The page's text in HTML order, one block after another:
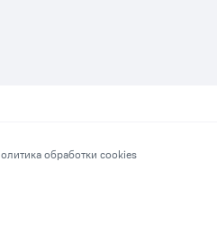
обработки cookies